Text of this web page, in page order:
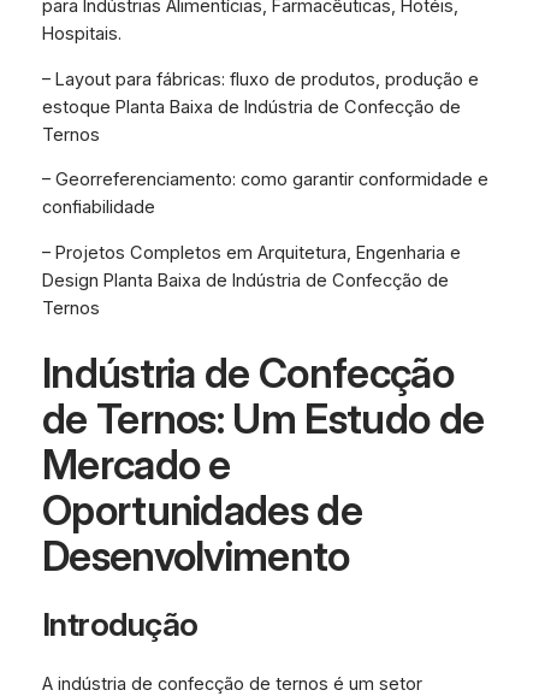
para Indústrias Alimentícias, Farmacêuticas, Hotéis,
Hospitais.
– Layout para fábricas: fluxo de produtos, produção e
estoque Planta Baixa de Indústria de Confecção de
Ternos
– Georreferenciamento: como garantir conformidade e
confiabilidade
– Projetos Completos em Arquitetura, Engenharia e
Design Planta Baixa de Indústria de Confecção de
Ternos
Indústria de Confecção
de Ternos: Um Estudo de
Mercado e
Oportunidades de
Desenvolvimento
Introdução
A indústria de confecção de ternos é um setor